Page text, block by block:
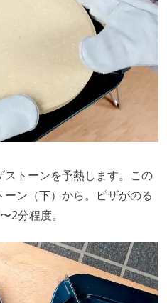
トーンを予熱します。この
ン（下）から。ピザがのる
2分程度。